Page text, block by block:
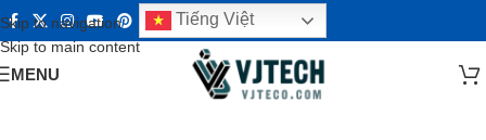
Skip to navigation
Skip to main content
Tiếng Việt
MENU